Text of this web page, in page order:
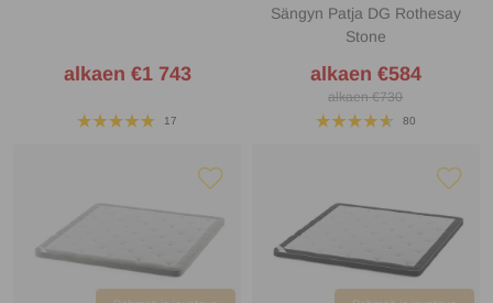
alkaen €1 743
17
Sängyn Patja DG Rothesay
Stone
alkaen €584
alkaen €730
80